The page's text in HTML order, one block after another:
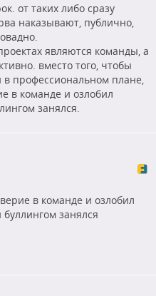
от таких либо сразу
наказывают, публично,
являются команды, а
вместо того, чтобы
в профессиональном плане,
в команде и озлобил
занялся.
в команде и озлобил
занялся